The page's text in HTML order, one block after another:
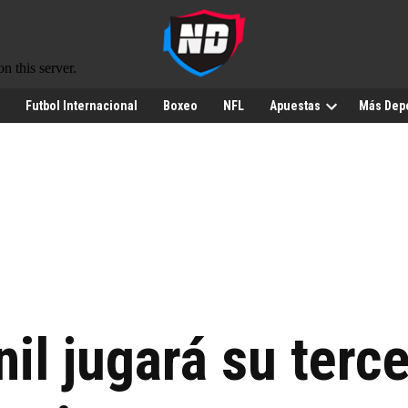
Futbol Internacional Boxeo NFL Apuestas Más
jugará su